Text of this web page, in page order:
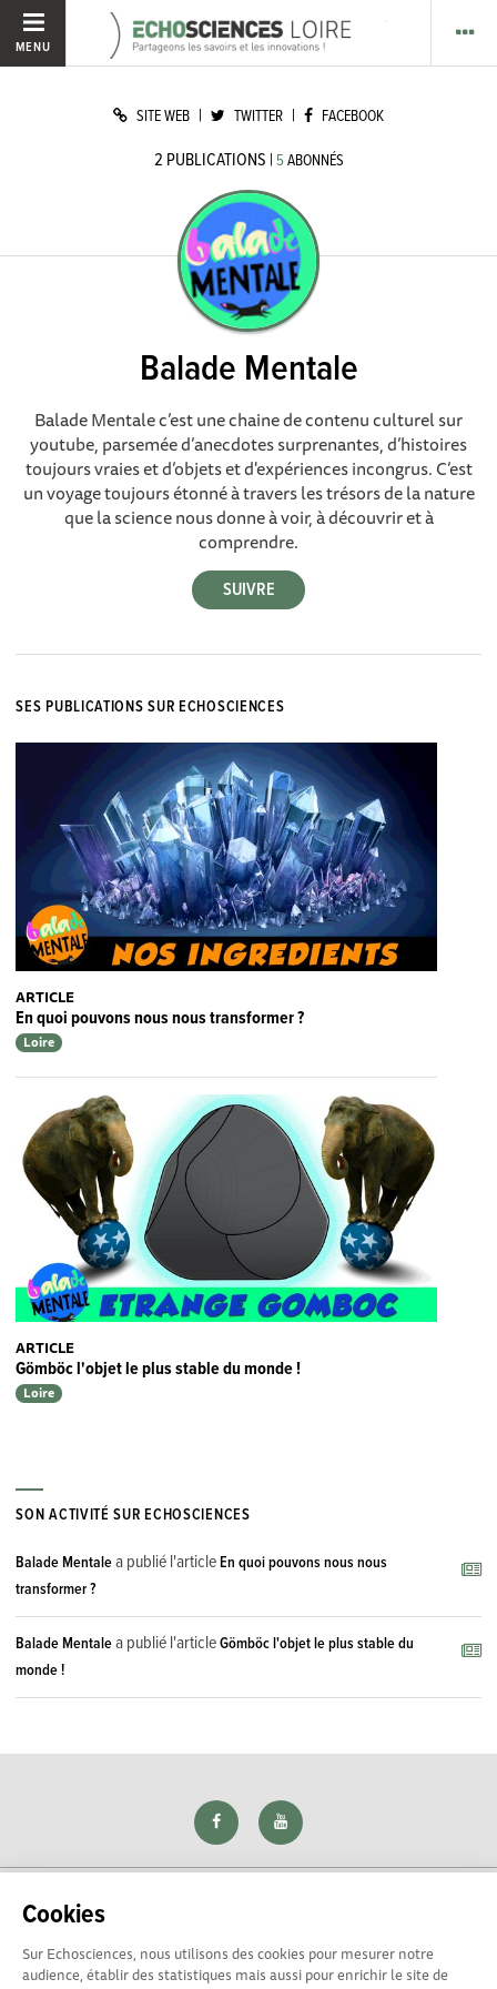
Cookies
Sur Echosciences, nous utilisons des cookies pour mesurer notre
audience, établir des statistiques mais aussi pour enrichir le site de
MENU
SITE WEB | TWITTER | FACEBOOK
2 PUBLICATIONS | 5ABONNÉS
Balade Mentale
Balade Mentale c’est une chaine de contenu culturel sur
youtube, parsemée d’anecdotes surprenantes, d’histoires
toujours vraies et d’objets et d'expériences incongrus. C’est
un voyage toujours étonné à travers les trésors de la nature
que la science nous donne à voir, à découvrir et à
comprendre.
SES PUBLICATIONS SUR ECHOSCIENCES
ARTICLE
En quoi pouvons nous nous transformer ?
Loire
ARTICLE
Gömböc l'objet le plus stable du monde !
Loire
SON ACTIVITÉ SUR ECHOSCIENCES
Balade Mentalea publié l'articleEn quoi pouvons nous nous
transformer ?
Balade Mentalea publié l'articleGömböc l'objet le plus stable du
monde !
Explorer, s’exprimer, rentrer en contact : Echosciences Loire